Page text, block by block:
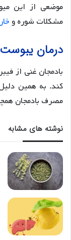
موضعی از این
مشکلات شوره و
درمان یبوست
بادمجان غنی از
کند. به همین
مصرف بادمجان
نوشته های مشابه